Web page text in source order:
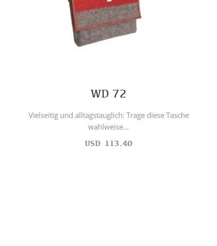
WD 72
Vielseitig und alltagstauglich: Trage diese Tasche
wahlweise...
USD 113.40